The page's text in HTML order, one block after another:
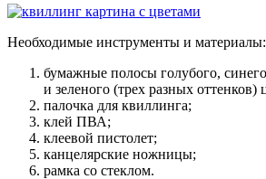
Необходимые инструменты и материалы:
бумажные полосы голубого,
и зеленого (трех разных оттенков)
палочка для квиллинга;
клей ПВА;
клеевой пистолет;
канцелярские ножницы;
рамка со стеклом.